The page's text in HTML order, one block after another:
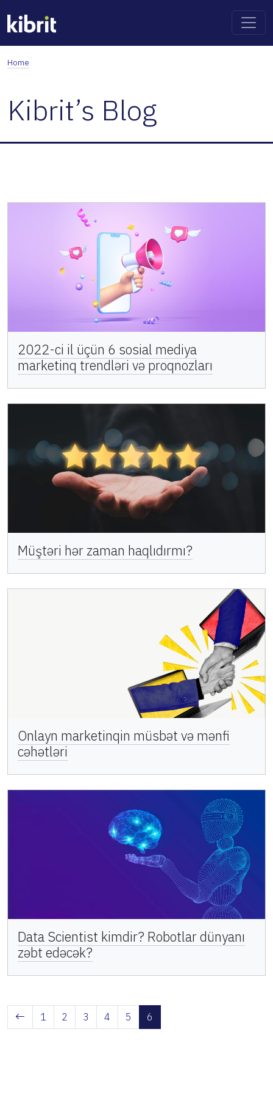
Home
Kibrit’s Blog
2022-ci il üçün 6 sosial mediya
marketinq trendləri və proqnozları
Müştəri hər zaman haqlıdırmı?
Onlayn marketinqin müsbət və mənfi
cəhətləri
Data Scientist kimdir? Robotlar dünyanı
zəbt edəcək?
1 2 3 4 5 6